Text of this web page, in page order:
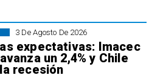
3 De Agosto De 2026
expectativas: Imacec
un 2,4% y Chile
recesión